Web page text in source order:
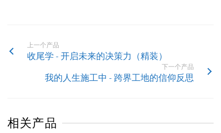
上一个产品
收尾学 - 开启未来的决策力（精装）
下一个产品
我的人生施工中 - 跨界工地的信仰反思
相关产品